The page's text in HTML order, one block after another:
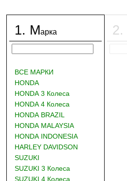
1. Марка
ВСЕ МАРКИ
HONDA
HONDA 3 Колеса
HONDA 4 Колеса
HONDA BRAZIL
HONDA MALAYSIA
HONDA INDONESIA
HARLEY DAVIDSON
SUZUKI
SUZUKI 3 Колеса
SUZUKI 4 Колеса
2.